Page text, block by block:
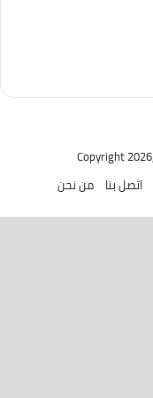
اتصل بنا من نحن